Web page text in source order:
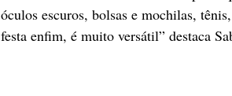
óculos escuros, bolsas e mochilas,
festa enfim, é muito versátil” destaca